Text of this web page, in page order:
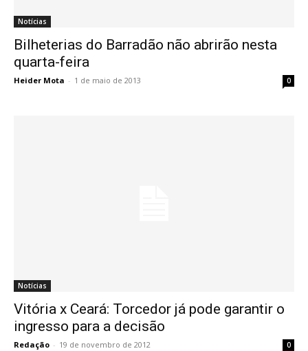
Notícias
Bilheterias do Barradão não abrirão nesta
quarta-feira
Heider Mota - 1 de maio de 2013 0
Notícias
Vitória x Ceará: Torcedor já pode garantir o
ingresso para a decisão
Redação - 19 de novembro de 2012 0